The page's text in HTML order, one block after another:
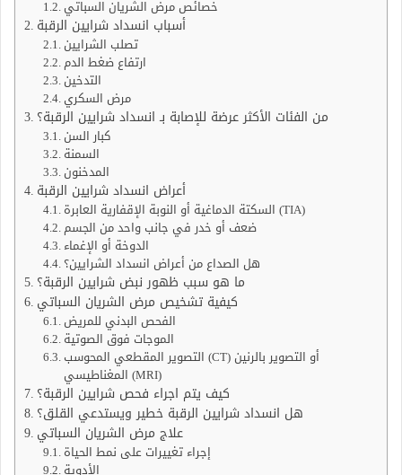
خصائص مرض الشريان السباتي
أسباب انسداد شرايين الرقبة
تصلب الشرايين
ارتفاع ضغط الدم
التدخين
مرض السكري
من الفئات الأكثر عرضة للإصابة بـ انسداد شرايين الرقبة؟
كبار السن
المدخنون
أعراض انسداد شرايين الرقبة
السكتة الدماغية أو النوبة الإقفارية العابرة (TIA)
ضعف أو خدر في جانب واحد من الجسم
الدوخة أو الإغماء
هل الصداع من أعراض انسداد الشرايين؟
ما هو سبب ظهور نبض شرايين الرقبة؟
كيفية تشخيص مرض الشريان السباتي
الفحص البدني للمريض
الموجات فوق الصوتية
التصوير المقطعي المحوسب (CT) أو التصوير بالرنين
المغناطيسي (MRI)
كيف يتم اجراء فحص شرايين الرقبة؟
هل انسداد شرايين الرقبة خطير ويستدعي القلق؟
علاج مرض الشريان السباتي
إجراء تغييرات على نمط الحياة
الأدوية